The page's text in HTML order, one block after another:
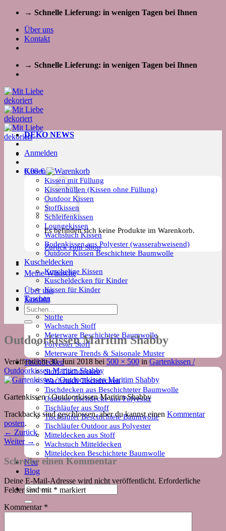
Zum
springen
→ Schnelle Lieferung: in wenigen Tagen bei Ihnen
Über uns
Kontakt
→ Schnelle Lieferung: in wenigen Tagen bei Ihnen
Kissen
Kissen mit Füllung
Kissenhüllen (Kissen ohne Füllung)
Outdoor Kissen
Stoffkissen
Schleifenkissen
Loungekissen
Wachstuch Kissen
Bodenkissen aus Polyester (wasserabweisend)
Outdoor Kissen Beschichtete Baumwolle
Kuscheldecken
Kuschelige Kissen
Kuscheldecken für Kinder
Kissen für Kinder
Taschen
Meterware
Stoffe
Wachstuch Stoff
Meterware Beschichtete Baumwolle
Polyester Stoff
Meterware Trends & Saisonale Muster
Tischdecken
Stoff Tischdecken
Wachstuch Tischdecken
Tischdecken aus Beschichteter Baumwolle
Outdoor Tischdecke aus Polyester
Tischläufer aus Stoff
Tischläufer Beschichtete Baumwolle
Tischläufer Outdoor aus Polyester
Mitteldecken aus Stoff
Wachstuch Mitteldecken
Mitteldecken Beschichtete Baumwolle
Neu
Blog
Suchen
nach:
DEKO NEWS
Anmelden
0,00€
Es befinden sich keine Produkte im Warenkorb.
Zurück zum Shop
Meine Wünsche
Über uns
Kontakt
Suchen
nach:
Outdoorkissen Maritim Shabby
Veröffentlicht30. Juni 2018 bei 500 × 500 in Gartenkissen /
Outdoorkissen Maritim Shabby
Gartenkissen / Outdoorkissen Maritim Shabby
Trackbacks sind geschlossen, aber du kannst einen Kommentar
posten.
← Zurück
Weiter →
Schreibe einen Kommentar
Deine E-Mail-Adresse wird nicht veröffentlicht. Erforderliche
Felder sind mit* markiert
Kommentar *